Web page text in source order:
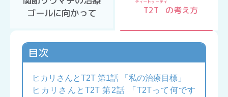
ゴールに向かって
T2T
ティートゥーティ
の考え方
目次
ヒカリさんとT2T 第1話 「私の治療目標」
ヒカリさんとT2T 第2話 「T2Tって何です